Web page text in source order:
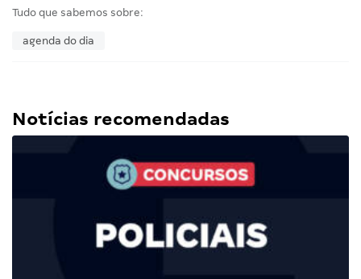
Tudo que sabemos sobre:
agenda do dia
Notícias recomendadas